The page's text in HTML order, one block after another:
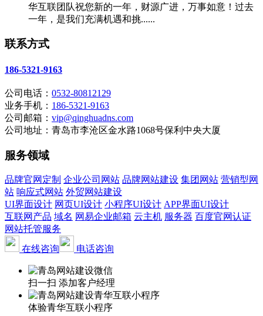
华互联团队祝您新的一年，财源广进，万事如意！过去
一年，是我们充满机遇和挑......
联系方式
186-5321-9163
公司电话： 0532-80812129
业务手机： 186-5321-9163
公司邮箱： vip@qinghuadns.com
公司地址：青岛市李沧区金水路1068号保利中央大厦
服务领域
品牌官网定制 企业公司网站 品牌网站建设 集团网站 营销型网
站 响应式网站 外贸网站建设
UI界面设计 网页UI设计 小程序UI设计 APP界面UI设计
互联网产品 域名 网易企业邮箱 云主机 服务器 百度官网认证
网站托管服务
在线咨询
电话咨询
扫一扫 添加客户经理
体验青华互联小程序